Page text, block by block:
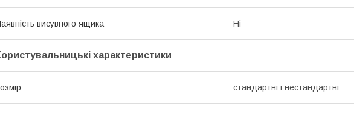
висувного ящика Ні
характеристики
стандартні і нестандартні